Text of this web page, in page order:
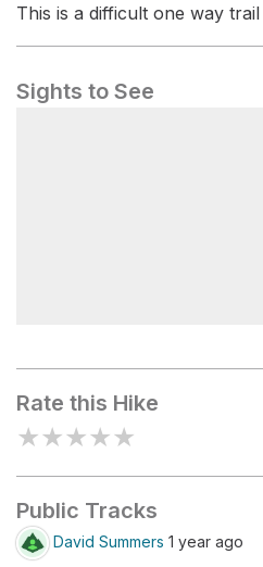
This is a difficult one way
Sights to See
del Sassolungo
Rate this Hike
★★★★★
Public Tracks
David Summers 1 year ago